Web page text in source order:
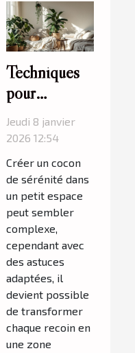
Techniques
pour
transformer
un petit
espace en un
havre de paix
Jeudi 8 janvier
2026 12:54
Créer un cocon
de sérénité dans
un petit espace
peut sembler
complexe,
cependant avec
des astuces
adaptées, il
devient possible
de transformer
chaque recoin en
une zone